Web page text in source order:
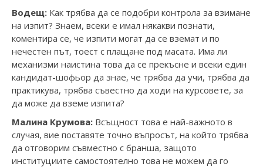
Водещ: Как трябва да се подобри контрола за взимане
на изпит? Знаем, всеки е имал някакви познати,
коментира се, че изпити могат да се вземат и по
нечестен път, тоест с плащане под масата. Има ли
механизми наистина това да се прекъсне и всеки един
кандидат-шофьор да знае, че трябва да учи, трябва да
практикува, трябва съвестно да ходи на курсовете, за
да може да вземе изпита?
Малина Крумова: Всъщност това е най-важното в
случая, вие поставяте точно въпросът, на който трябва
да отговорим съвместно с бранша, защото
институциите самостоятелно това не можем да го